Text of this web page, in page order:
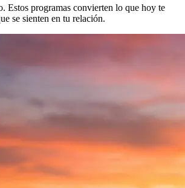
Estos programas convierten lo que hoy te
se sienten en tu relación.